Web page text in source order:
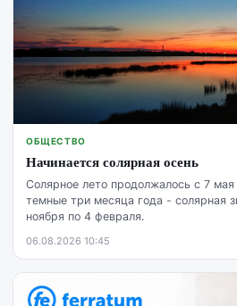
ОБЩЕСТВО
Начинается солярная осень
Солярное лето продолжалось с 7
темные три месяца года - солярная
ноября по 4 февраля.
06.08.2026 10:45